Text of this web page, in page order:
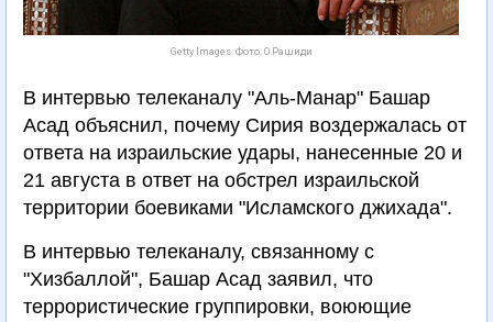
Getty Images. Фото: О.Рашиди
В интервью телеканалу "Аль-Манар" Башар
Асад объяснил, почему Сирия воздержалась от
ответа на израильские удары, нанесенные 20 и
21 августа в ответ на обстрел израильской
территории боевиками "Исламского джихада".
В интервью телеканалу, связанному с
"Хизбаллой", Башар Асад заявил, что
террористические группировки, воюющие